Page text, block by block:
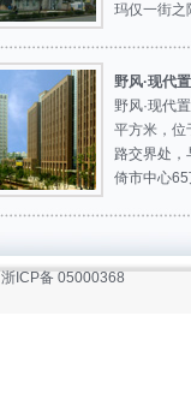
玛仅一街之
野风·现代
野风·现代
平方米，位
路交界处
倚市中心
浙ICP备 05000368